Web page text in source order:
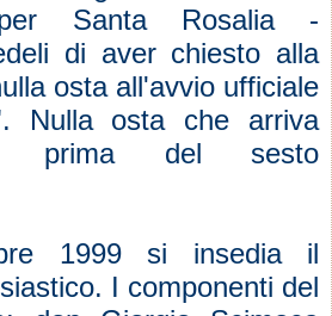
per Santa Rosalia -
di aver chiesto alla
osta all'avvio ufficiale
Nulla osta che arriva
prima del sesto
1999 si insedia il
I componenti del